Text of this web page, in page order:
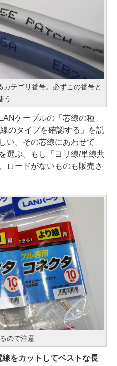
カテゴリ番号。必ずこの番号と
う
ケーブルの「芯線の種
のタイプを確認する」を説
い。その芯線にあわせて
選ぶ。もし「ヨリ線/単線共
ロードがないものも販売さ
ので注意
をカットしてベストな長